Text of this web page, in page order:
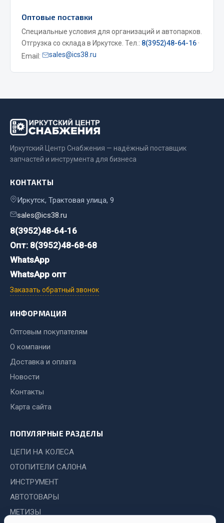
Сцепление
Коробка передач
Коробка передач ZF
Запчасти МАЗ
Подвеска
Двери
Окно ветровое
Показать ещё
Весь раздел
Запчасти Урал
Двигатель
Мост задний
Система питания
Система выпуска газа
Двигатель
Система питания
Оптовые поставки
Специальные условия для организаций и автопарков.
Отгрузка со склада в Иркутске. Тел.: 8(3952)48-64-16 ·
Email:
sales@ics38.ru
Иркутский Центр Снабжения — надёжный поставщик
запчастей и инструмента для бизнеса
КОНТАКТЫ
Иркутск, Трактовая улица, 9
sales@ics38.ru
8(3952)48-64-16
Опт: 8(3952)48-68-68
WhatsApp
WhatsApp опт
Заказать обратный звонок
ИНФОРМАЦИЯ
Оптовым покупателям
О компании
Доставка и оплата
Новости
Контакты
Карта сайта
ПОПУЛЯРНЫЕ РАЗДЕЛЫ
ЦЕПИ НА КОЛЕСА
ОТОПИТЕЛИ САЛОНА
ИНСТРУМЕНТ
АВТОТОВАРЫ
МЕТИЗЫ